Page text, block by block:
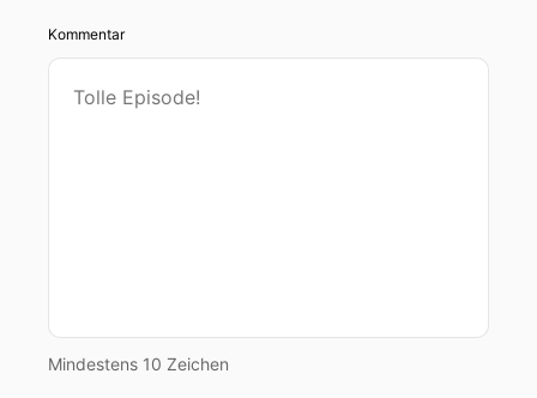
Kommentar
Mindestens 10 Zeichen